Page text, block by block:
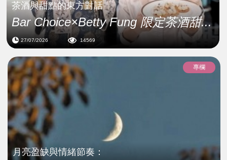
茶酒與甜點的東方對話
Bar Choice×Betty Fung 限定茶酒甜...
27/07/2026 14569
專欄
月亮盈缺與情緒節奏：